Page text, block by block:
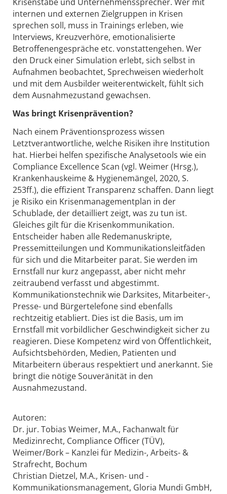
internen und externen Zielgruppen in Krisen
sprechen soll, muss in Trainings erleben, wie
Interviews, Kreuzverhöre, emotionalisierte
Betroffenengespräche etc. vonstattengehen. Wer
den Druck einer Simulation erlebt, sich selbst in
Aufnahmen beobachtet, Sprechweisen wiederholt
und mit dem Ausbilder weiterentwickelt, fühlt sich
dem Ausnahmezustand gewachsen.
Was bringt Krisenprävention?
Nach einem Präventionsprozess wissen
Letztverantwortliche, welche Risiken ihre Institution
hat. Hierbei helfen spezifische Analysetools wie ein
Compliance Excellence Scan (vgl. Weimer (Hrsg.),
Krankenhauskeime & Hygienemängel, 2020, S.
253ff.), die effizient Transparenz schaffen. Dann liegt
je Risiko ein Krisenmanagementplan in der
Schublade, der detailliert zeigt, was zu tun ist.
Gleiches gilt für die Krisenkommunikation.
Entscheider haben alle Redemanuskripte,
Pressemitteilungen und Kommunikationsleitfäden
für sich und die Mitarbeiter parat. Sie werden im
Ernstfall nur kurz angepasst, aber nicht mehr
zeitraubend verfasst und abgestimmt.
Kommunikationstechnik wie Darksites, Mitarbeiter-,
Presse- und Bürgertelefone sind ebenfalls
rechtzeitig etabliert. Dies ist die Basis, um im
Ernstfall mit vorbildlicher Geschwindigkeit sicher zu
reagieren. Diese Kompetenz wird von Öffentlichkeit,
Aufsichtsbehörden, Medien, Patienten und
Mitarbeitern überaus respektiert und anerkannt. Sie
bringt die nötige Souveränität in den
Ausnahmezustand.
Autoren:
Dr. jur. Tobias Weimer, M.A., Fachanwalt für
Medizinrecht, Compliance Officer (TÜV),
Weimer/Bork – Kanzlei für Medizin-, Arbeits- &
Strafrecht, Bochum
Christian Dietzel, M.A., Krisen- und ­
Kommunikationsmanagement, Gloria Mundi GmbH,